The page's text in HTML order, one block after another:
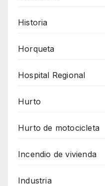
Historia
Horqueta
Hospital Regional
Hurto
Hurto de motocicleta
Incendio de vivienda
Industria